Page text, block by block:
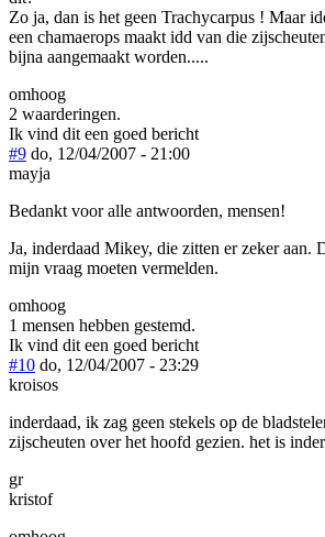
Zo ja, dan is het geen Trachycarpus ! Maar
een chamaerops maakt idd van die
bijna aangemaakt worden.....
omhoog
2 waarderingen.
Ik vind dit een goed bericht
#9 do, 12/04/2007 - 21:00
mayja
Bedankt voor alle antwoorden, mensen!
Ja, inderdaad Mikey, die zitten er zeker aan.
mijn vraag moeten vermelden.
omhoog
1 mensen hebben gestemd.
Ik vind dit een goed bericht
#10 do, 12/04/2007 - 23:29
kroisos
inderdaad, ik zag geen stekels op de
zijscheuten over het hoofd gezien. het is
gr
kristof